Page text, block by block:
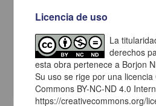
Tierra y sociedad en Mexico durante el
Gomez Serrano, José de Jesus
Artes y Humanidades
Licencia de uso
La
derechos
esta obra pertenece a Borjon
Su uso se rige por una licencia
Commons BY-NC-ND 4.0
https://creativecommons.org/